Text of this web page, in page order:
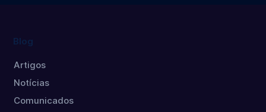
Blog
Artigos
Notícias
Comunicados